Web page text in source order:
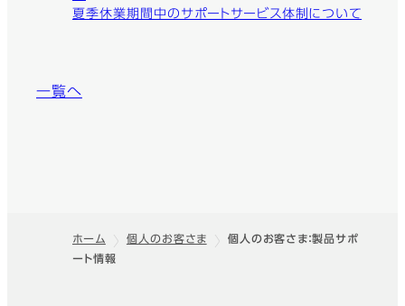
夏季休業期間中のサポートサービス体制について
一覧へ
フッター
ホーム 個人のお客さま
個人のお客さま：製品サポ
ート情報